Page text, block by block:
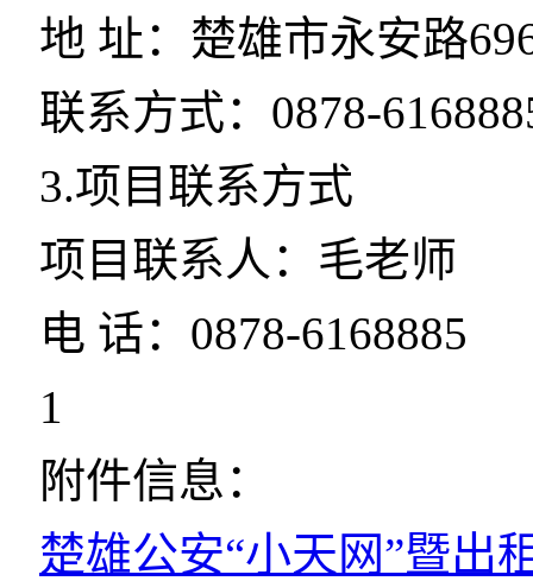
地 址：楚雄市永安路
联系方式：0878-
3.项目联系方式
项目联系人：毛老师
电 话：0878-6168885
1
附件信息：
楚雄公安“小天网”暨出